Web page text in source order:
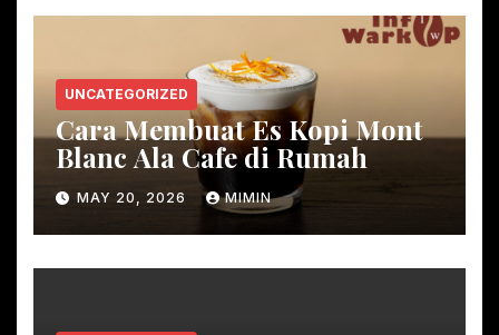
UNCATEGORIZED
Cara Membuat Es Kopi Mont
Blanc Ala Cafe di Rumah
MAY 20, 2026 MIMIN